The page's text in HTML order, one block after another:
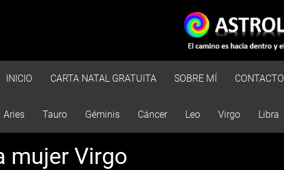
INICIO CARTA NATAL GRATUITA SOBRE MÍ CONTACTO
Aries Tauro Géminis Cáncer Leo Virgo Libra
mujer Virgo